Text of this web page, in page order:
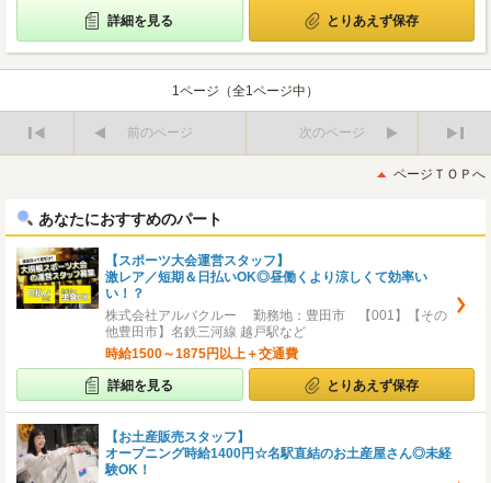
詳細を見る とりあえず保存
1ページ（全1ページ中）
前のページ
次のページ
後
ページＴＯＰへ
あなたにおすすめのパート
【スポーツ大会運営スタッフ】
激レア／短期＆日払いOK◎昼働くより涼しくて効率い
い！？
株式会社アルバクルー 勤務地：豊田市 【001】【その
他豊田市】名鉄三河線 越戸駅など
時給1500～1875円以上＋交通費
詳細を見る とりあえず保存
【お土産販売スタッフ】
オープニング時給1400円☆名駅直結のお土産屋さん◎未経
験OK！